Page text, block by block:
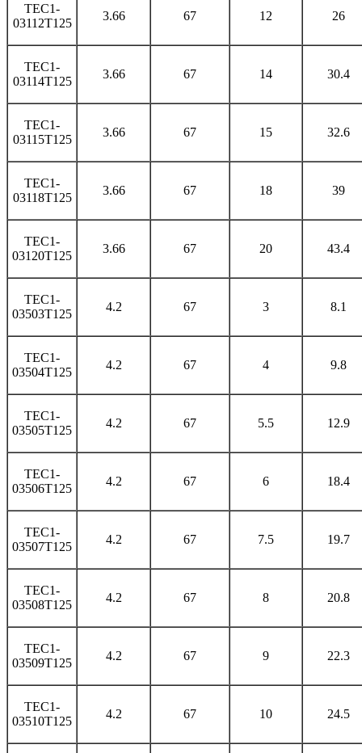
TEC1-
03112T125
3.66 67 12 26
TEC1-
03114T125
3.66 67 14 30.4
TEC1-
03115T125
3.66 67 15 32.6
TEC1-
03118T125
3.66 67 18 39
TEC1-
03120T125
3.66 67 20 43.4
TEC1-
03503T125
4.2 67 3 8.1
TEC1-
03504T125
4.2 67 4 9.8
TEC1-
03505T125
4.2 67 5.5 12.9
TEC1-
03506T125
4.2 67 6 18.4
TEC1-
03507T125
4.2 67 7.5 19.7
TEC1-
03508T125
4.2 67 8 20.8
TEC1-
03509T125
4.2 67 9 22.3
TEC1-
03510T125
4.2 67 10 24.5